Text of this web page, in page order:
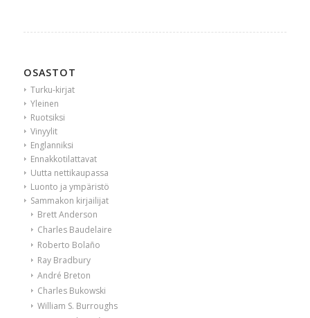
OSASTOT
Turku-kirjat
Yleinen
Ruotsiksi
Vinyylit
Englanniksi
Ennakkotilattavat
Uutta nettikaupassa
Luonto ja ympäristö
Sammakon kirjailijat
Brett Anderson
Charles Baudelaire
Roberto Bolaño
Ray Bradbury
André Breton
Charles Bukowski
William S. Burroughs